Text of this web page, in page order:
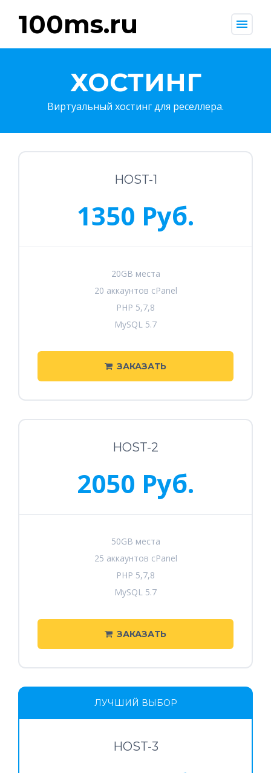
100ms.ru menu
ХОСТИНГ
Виртуальный хостинг для реселлера.
HOST-1
1350 Руб.
20GB места
20 аккаунтов cPanel
PHP 5,7,8
MySQL 5.7
ЗАКАЗАТЬ
HOST-2
2050 Руб.
50GB места
25 аккаунтов cPanel
PHP 5,7,8
MySQL 5.7
ЗАКАЗАТЬ
ЛУЧШИЙ ВЫБОР
HOST-3